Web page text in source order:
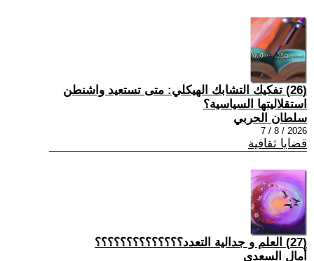
(26) تفكيك التشابك الهيكلي: متى تستعيد واشنطن
استقلاليتها السياسية؟
سلطان الحربي
2026 / 8 / 7
قضايا ثقافية
(27) العلم و جدالية التعدد؟؟؟؟؟؟؟؟؟؟؟؟؟؟
أمال السعدي